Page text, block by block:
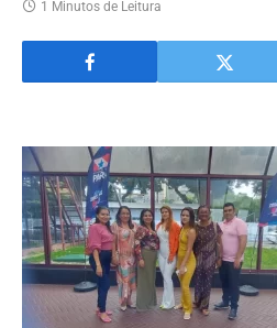
1 Minutos de Leitura